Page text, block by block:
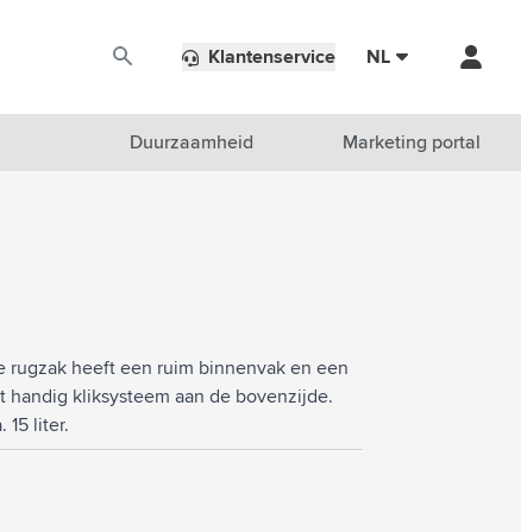
Klantenservice NL
Duurzaamheid Marketing portal
rugzak heeft een ruim binnenvak en een
handig kliksysteem aan de bovenzijde.
15 liter.